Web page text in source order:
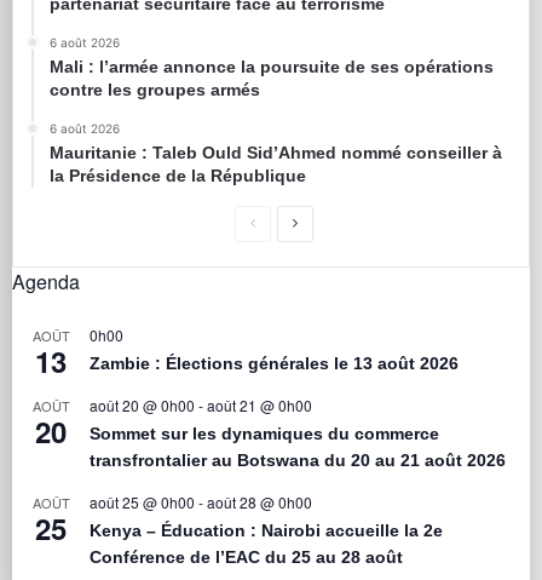
partenariat sécuritaire face au terrorisme
6 août 2026
Mali : l’armée annonce la poursuite de ses opérations
contre les groupes armés
6 août 2026
Mauritanie : Taleb Ould Sid’Ahmed nommé conseiller à
la Présidence de la République
Agenda
AOÛT
13
0h00
Zambie : Élections générales le 13 août 2026
AOÛT
20
août 20 @ 0h00 -août 21 @ 0h00
Sommet sur les dynamiques du commerce
transfrontalier au Botswana du 20 au 21 août 2026
AOÛT
25
août 25 @ 0h00 -août 28 @ 0h00
Kenya – Éducation : Nairobi accueille la 2e
Conférence de l’EAC du 25 au 28 août